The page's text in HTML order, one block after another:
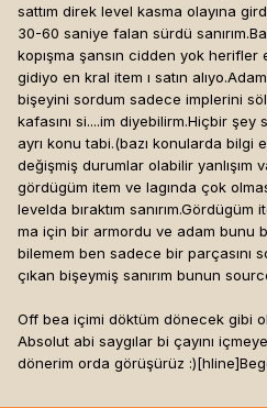
sattım direk level kasma olayına
30-60 saniye falan sürdü
kopışma şansın cidden yok herifler
gidiyo en kral item ı satın
bişeyini sordum sadece implerini
kafasını si....im diyebilirm.Hiçbir
ayrı konu tabi.(bazı konularda bilgi
değişmiş durumlar olabilir yanlışım
gördügüm item ve lagında çok
levelda bıraktım
ma için bir armordu ve adam bunu
bilemem ben sadece bir parçasını
çıkan bişeymiş sanırım bunun
Off bea içimi döktüm dönecek gibi
Absolut abi saygılar bi çayını
dönerim orda görüşürüz :)[hline]